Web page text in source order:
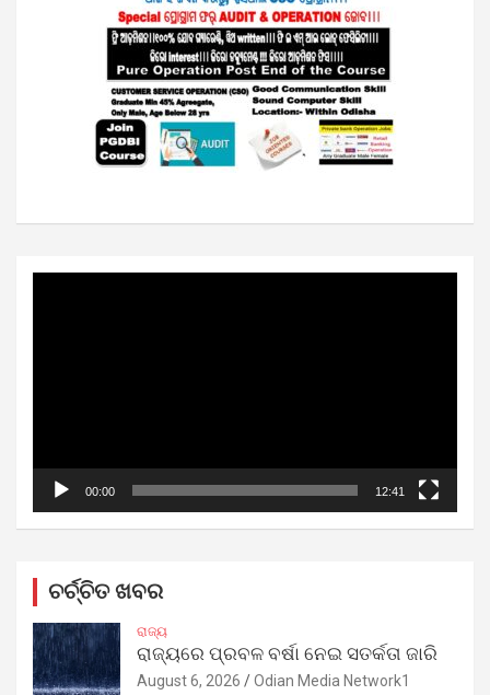
00:00 12:41
ଚର୍ଚ୍ଚିତ ଖବର
ରାଜ୍ୟ
ରାଜ୍ୟରେ ପ୍ରବଳ ବର୍ଷା ନେଇ ସତର୍କତା ଜାରି
August 6, 2026 Odian Media Network1